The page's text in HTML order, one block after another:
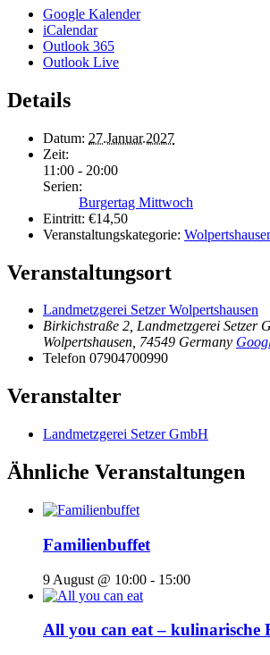
Google Kalender
iCalendar
Outlook 365
Outlook Live
Details
Datum: 27.Januar.2027
Zeit:
11:00 - 20:00
Serien:
Burgertag Mittwoch
Eintritt: €14,50
Veranstaltungskategorie:
Veranstaltungsort
Landmetzgerei Setzer Wolpertshausen
Birkichstraße 2, Landmetzgerei Setzer
Wolpertshausen, 74549 Germany
Telefon 07904700990
Veranstalter
Landmetzgerei Setzer GmbH
Ähnliche Veranstaltungen
Familienbuffet
9 August @ 10:00 - 15:00
All you can eat – kulinarische